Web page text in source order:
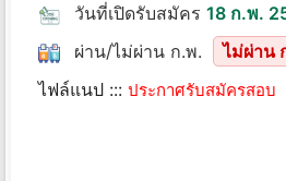
วันที่เปิดรับสมัคร 18 ก.พ.
ผ่าน/ไม่ผ่าน ก.พ.
ไม่ผ่าน
ไฟล์แนป ::: ประกาศรับสมัครสอบ